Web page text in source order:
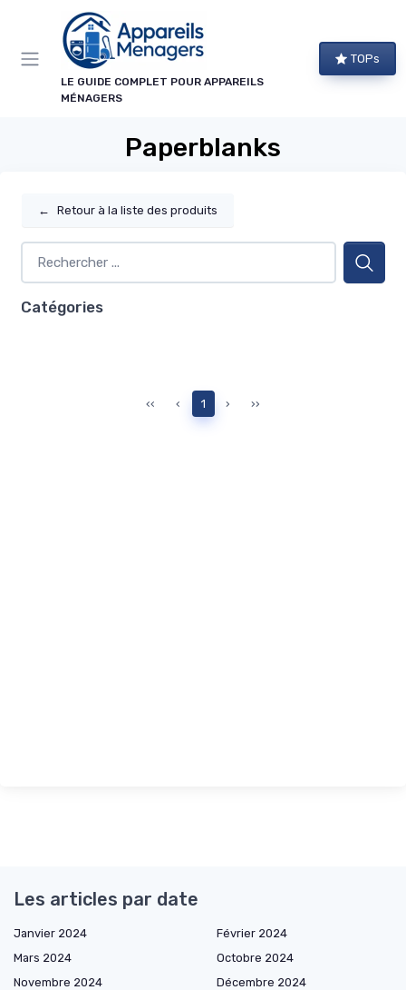
LE GUIDE COMPLET POUR APPAREILS
MÉNAGERS
TOPs
Paperblanks
← Retour à la liste des produits
Catégories
‹‹ ‹ 1 › ››
Les articles par date
Janvier 2024
Février 2024
Mars 2024
Octobre 2024
Novembre 2024
Décembre 2024
Panneau de gestion des cookies